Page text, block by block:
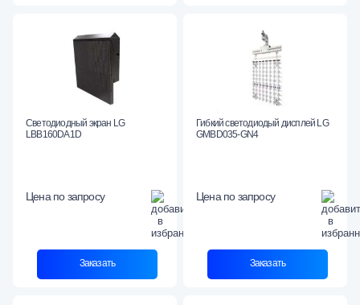
Светодиодный экран LG
LBB160DA1D
Цена по запросу
Заказать
Гибкий светодиодый дисплей LG
GMBD035-GN4
Цена по запросу
Заказать